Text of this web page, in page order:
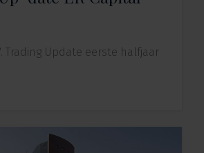
Trading Update eerste halfjaar